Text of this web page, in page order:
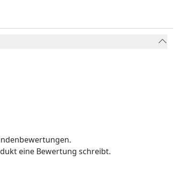
eine Bewertung schreibt.